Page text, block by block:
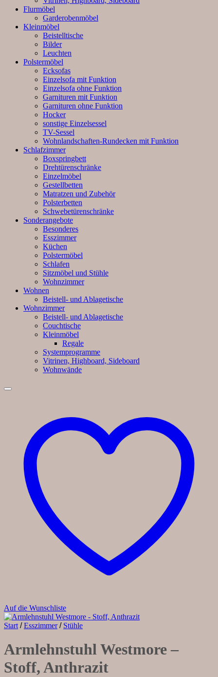
Flurmöbel
Garderobenmöbel
Kleinmöbel
Beistelltische
Bilder
Leuchten
Polstermöbel
Ecksofas
Einzelsofa mit Funktion
Einzelsofa ohne Funktion
Garnituren mit Funktion
Garnituren ohne Funktion
Hocker
sonstige Einzelsessel
TV-Sessel
Wohnlandschaften-Rundecken mit Funktion
Schlafzimmer
Boxspringbett
Drehtürenschränke
Einzelmöbel
Gestellbetten
Matratzen und Zubehör
Polsterbetten
Schwebetürenschränke
Sonderangebote
Besonderes
Esszimmer
Küchen
Polstermöbel
Schlafen
Sitzmöbel und Stühle
Wohnzimmer
Wohnen
Beistell- und Ablagetische
Wohnzimmer
Beistell- und Ablagetische
Couchtische
Kleinmöbel
Regale
Systemprogramme
Vitrinen, Highboard, Sideboard
Wohnwände
Auf die Wunschliste
Start / Esszimmer / Stühle
Armlehnstuhl Westmore –
Stoff, Anthrazit